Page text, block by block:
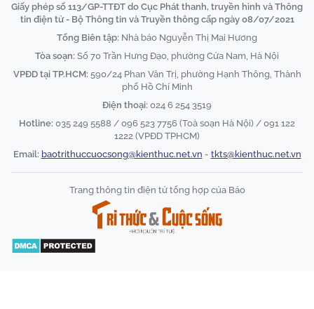
Giấy phép số 113/GP-TTĐT do Cục Phát thanh, truyền hình và Thông
tin điện tử - Bộ Thông tin và Truyền thông cấp ngày 08/07/2021
Tổng Biên tập: Nhà báo Nguyễn Thị Mai Hương
Tòa soạn: Số 70 Trần Hưng Đạo, phường Cửa Nam, Hà Nội
VPĐD tại TP.HCM: 590/24 Phan Văn Trị, phường Hạnh Thông, Thành
phố Hồ Chí Minh
Điện thoại: 024 6 254 3519
Hotline: 035 249 5588 / 096 523 7756 (Toà soạn Hà Nội) / 091 122
1222 (VPĐD TPHCM)
Email: baotrithuccuocsong@kienthuc.net.vn - tkts@kienthuc.net.vn
Trang thông tin điện tử tổng hợp của Báo